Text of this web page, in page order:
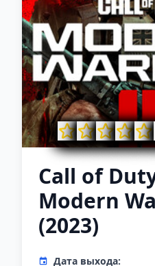
Call of
Modern
(2023)
Дата выхода: